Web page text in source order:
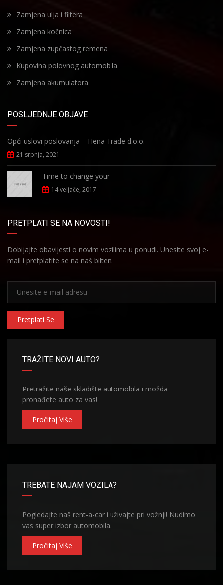
Zamjena ulja i filtera
Zamjena kočnica
Zamjena zupčastog remena
Kupovina polovnog automobila
Zamjena akumulatora
POSLJEDNJE OBJAVE
Opći uslovi poslovanja – Hena Trade d.o.o.
21 srpnja, 2021
Time to change your
14 veljače, 2017
PRETPLATI SE NA NOVOSTI!
Dobijajte obavijesti o novim vozilima u ponudi. Unesite svoj e-
mail i pretplatite se na naš bilten.
Pretplati Se
TRAŽITE NOVI AUTO?
Pretražite naše skladište automobila i možda
pronađete auto za vas!
Pročitaj Više
TREBATE NAJAM VOZILA?
Pogledajte naš rent-a-car i uživajte pri vožnji! Nudimo
vas super izbor automobila.
Pročitaj Više